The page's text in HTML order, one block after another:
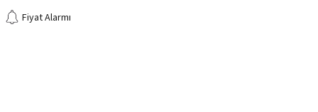
Fiyat Alarmı